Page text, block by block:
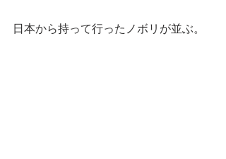
日本から持って行ったノボリが並ぶ。